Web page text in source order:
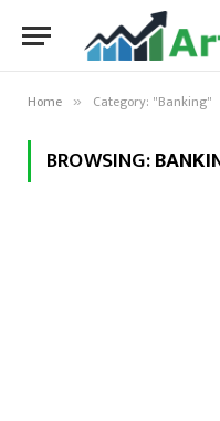
Home » Category: "Banking"
BROWSING: